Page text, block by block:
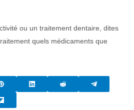
ou un traitement dentaire, dites
quels médicaments que